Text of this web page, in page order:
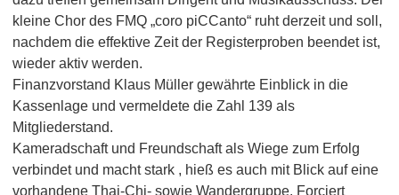
kleine Chor des FMQ „coro piCCanto“ ruht derzeit und soll,
nachdem die effektive Zeit der Registerproben beendet ist,
wieder aktiv werden.
Finanzvorstand Klaus Müller gewährte Einblick in die
Kassenlage und vermeldete die Zahl 139 als
Mitgliederstand.
Kameradschaft und Freundschaft als Wiege zum Erfolg
verbindet und macht stark , hieß es auch mit Blick auf eine
vorhandene Thai-Chi- sowie Wandergruppe. Forciert